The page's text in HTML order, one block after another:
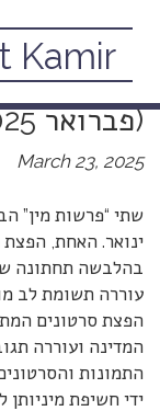
Kamir
שתי
(פברואר 2025)
March 23, 2025
שתי “פרשות מין”
ינואר. האחת,
בהלבשה תחתונה
עוררה תשומת לב
הפצת סרטונים
המדינה ועוררה
התמונות
ידי חשיפת